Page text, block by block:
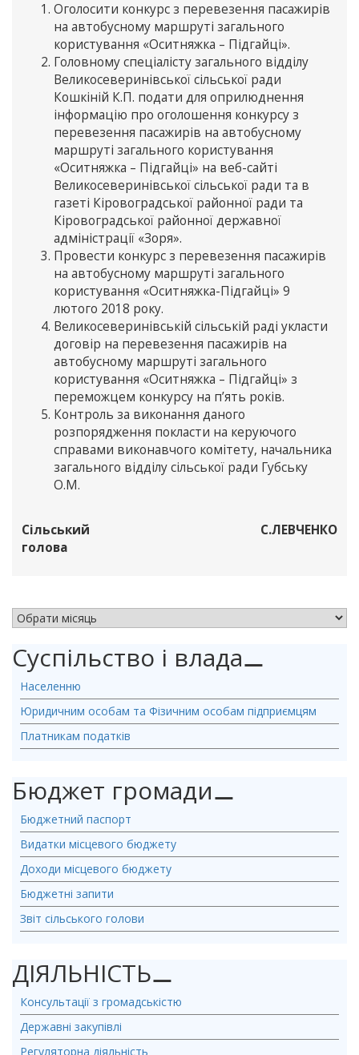
Оголосити конкурс з перевезення пасажирів
на автобусному маршруті загального
користування «Оситняжка – Підгайці».
Головному спеціалісту загального відділу
Великосеверинівської сільської ради
Кошкіній К.П. подати для оприлюднення
інформацію про оголошення конкурсу з
перевезення пасажирів на автобусному
маршруті загального користування
«Оситняжка – Підгайці» на веб-сайті
Великосеверинівської сільської ради та в
газеті Кіровоградської районної ради та
Кіровоградської районної державної
адміністрації «Зоря».
Провести конкурс з перевезення пасажирів
на автобусному маршруті загального
користування «Оситняжка-Підгайці» 9
лютого 2018 року.
Великосеверинівській сільській раді укласти
договір на перевезення пасажирів на
автобусному маршруті загального
користування «Оситняжка – Підгайці» з
переможцем конкурсу на п’ять років.
Контроль за виконання даного
розпорядження покласти на керуючого
справами виконавчого комітету, начальника
загального відділу сільської ради Губську
О.М.
Сільський
голова
С.ЛЕВЧЕНКО
Суспільство і влада⚊
Населенню
Юридичним особам та Фізичним особам підприємцям
Платникам податків
Бюджет громади⚊
Бюджетний паспорт
Видатки місцевого бюджету
Доходи місцевого бюджету
Бюджетні запити
Звіт сільського голови
ДІЯЛЬНІСТЬ⚊
Консультації з громадськістю
Державні закупівлі
Регуляторна діяльність